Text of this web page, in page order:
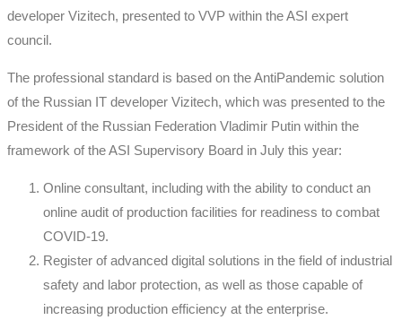
developer Vizitech, presented to VVP within the ASI expert
council.
The professional standard is based on the AntiPandemic solution
of the Russian IT developer Vizitech, which was presented to the
President of the Russian Federation Vladimir Putin within the
framework of the ASI Supervisory Board in July this year:
Online consultant, including with the ability to conduct an
online audit of production facilities for readiness to combat
COVID-19.
Register of advanced digital solutions in the field of industrial
safety and labor protection, as well as those capable of
increasing production efficiency at the enterprise.